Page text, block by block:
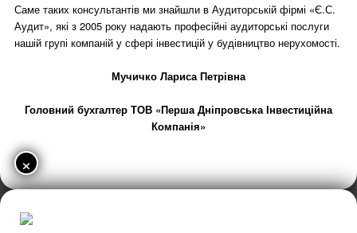
Саме таких консультантів ми знайшли в Аудиторській фірмі «Є.С.
Аудит», які з 2005 року надають професійні аудиторські послуги
нашій групі компаній у сфері інвестицій у будівництво нерухомості.
Мучичко Лариса Петрівна
Головний бухгалтер ТОВ «Перша Дніпровська Інвестиційна
Компанія»
×